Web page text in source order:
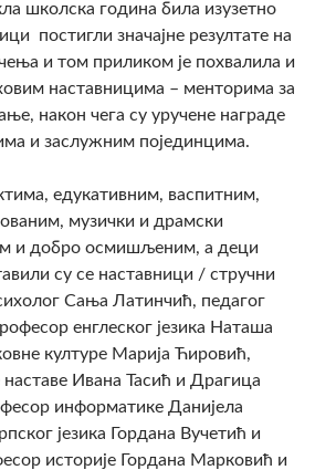
школска година била изузетно
постигли значајне резултате на
и том приликом је похвалила и
наставницима – менторима за
након чега су уручене награде
и заслужним појединцима.
едукативним, васпитним,
музички и драмски
и добро осмишљеним, а деци
су се наставници / стручни
Сања Латинчић, педагог
енглеског језика Наташа
културе Марија Ћировић,
Ивана Тасић и Драгица
информатике Данијела
језика Гордана Вучетић и
историје Гордана Марковић и